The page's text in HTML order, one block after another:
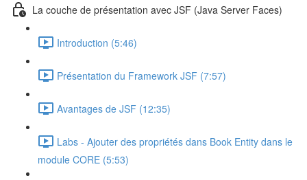
La couche de présentation avec JSF (Java Server Faces)
Introduction (5:46)
Présentation du Framework JSF (7:57)
Avantages de JSF (12:35)
Labs - Ajouter des propriétés dans Book Entity dans le
module CORE (5:53)